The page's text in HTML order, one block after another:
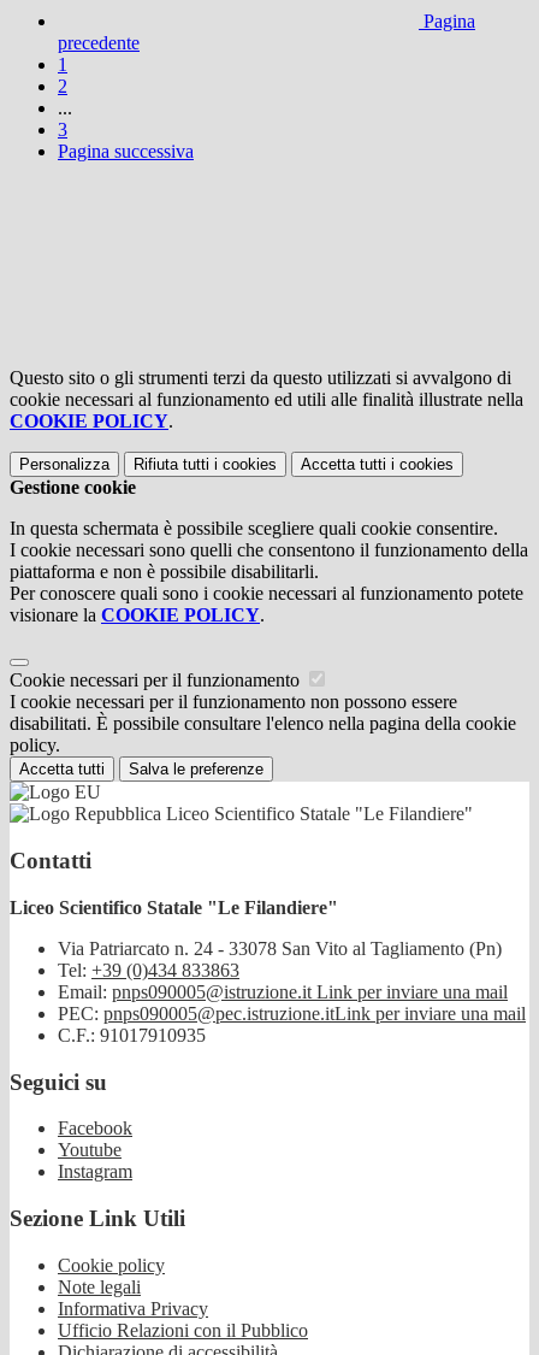
Pagina
precedente
1
2
...
3
Pagina successiva
Questo sito o gli strumenti terzi da questo utilizzati si avvalgono di
cookie necessari al funzionamento ed utili alle finalità illustrate nella
COOKIE POLICY.
Personalizza Rifiuta tutti i cookies Accetta tutti i cookies
Gestione cookie
In questa schermata è possibile scegliere quali cookie consentire.
I cookie necessari sono quelli che consentono il funzionamento della
piattaforma e non è possibile disabilitarli.
Per conoscere quali sono i cookie necessari al funzionamento potete
visionare la COOKIE POLICY.
Cookie necessari per il funzionamento
I cookie necessari per il funzionamento non possono essere
disabilitati. È possibile consultare l'elenco nella pagina della cookie
policy.
Accetta tutti Salva le preferenze
Liceo Scientifico Statale "Le Filandiere"
Contatti
Liceo Scientifico Statale "Le Filandiere"
Via Patriarcato n. 24 - 33078 San Vito al Tagliamento (Pn)
Tel: +39 (0)434 833863
Email: pnps090005@istruzione.it Link per inviare una mail
PEC: pnps090005@pec.istruzione.itLink per inviare una mail
C.F.: 91017910935
Seguici su
Facebook
Youtube
Instagram
Sezione Link Utili
Cookie policy
Note legali
Informativa Privacy
Ufficio Relazioni con il Pubblico